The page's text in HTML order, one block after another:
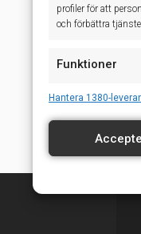
profiler för att
och förbättra
Funktioner
baserat på
Säkerställa
åtgärda fel,
meddela
Hantera 1380-